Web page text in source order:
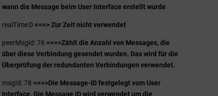
wann die Message beim User Interface erstellt wurde
realTime:0 ===> Zur Zeit nicht verwendet
peerMsgId: 76 ===>Zählt die Anzahl von Messages, die
über diese Verbindung gesendet wurden. Das wird für die
Überprüfung der redundanten Verbindungen verwendet.
msgId: 78 ===>Die Message-ID festgelegt vom User
Interface. Die Message ID wird verwendet um die